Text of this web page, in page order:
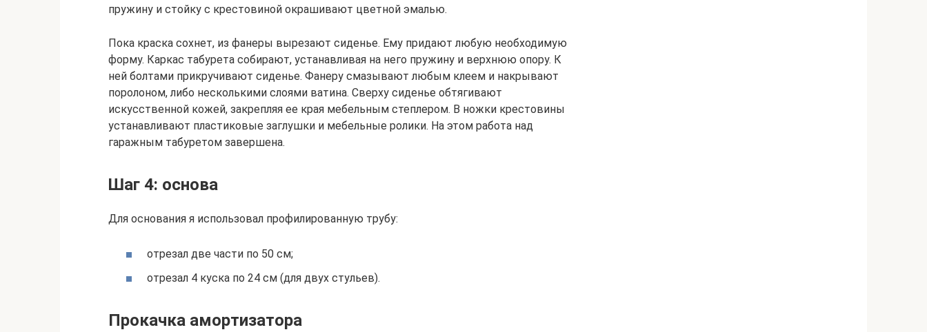
пружину и стойку с крестовиной окрашивают цветной эмалью.
Пока краска сохнет, из фанеры вырезают сиденье. Ему придают любую необходимую
форму. Каркас табурета собирают, устанавливая на него пружину и верхнюю опору. К
ней болтами прикручивают сиденье. Фанеру смазывают любым клеем и накрывают
поролоном, либо несколькими слоями ватина. Сверху сиденье обтягивают
искусственной кожей, закрепляя ее края мебельным степлером. В ножки крестовины
устанавливают пластиковые заглушки и мебельные ролики. На этом работа над
гаражным табуретом завершена.
Шаг 4: основа
Для основания я использовал профилированную трубу:
отрезал две части по 50 см;
отрезал 4 куска по 24 см (для двух стульев).
Прокачка амортизатора